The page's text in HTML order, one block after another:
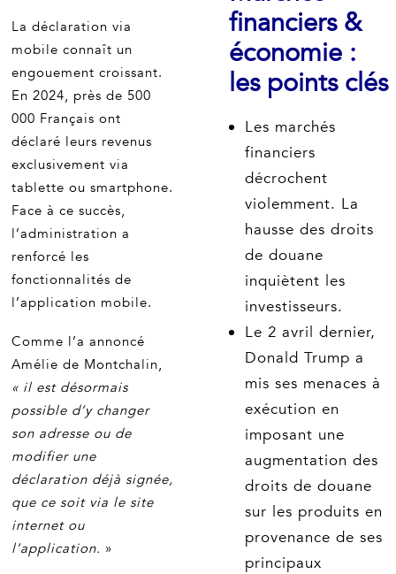
La déclaration via
mobile connaît un
engouement croissant.
En 2024, près de 500
000 Français ont
déclaré leurs revenus
exclusivement via
tablette ou smartphone.
Face à ce succès,
l’administration a
renforcé les
fonctionnalités de
l’application mobile.
Comme l’a annoncé
Amélie de Montchalin,
« il est désormais
possible d’y changer
son adresse ou de
modifier une
déclaration déjà signée,
que ce soit via le site
internet ou
l’application. »
financiers &
économie :
les points clés
Les marchés
financiers
décrochent
violemment. La
hausse des droits
de douane
inquiètent les
investisseurs.
Le 2 avril dernier,
Donald Trump a
mis ses menaces à
exécution en
imposant une
augmentation des
droits de douane
sur les produits en
provenance de ses
principaux